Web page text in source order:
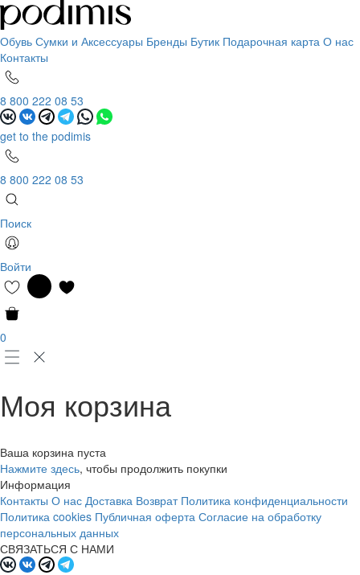
Обувь Сумки и Аксессуары Бренды Бутик Подарочная карта О нас
Контакты
8 800 222 08 53
get to the podimis
8 800 222 08 53
Поиск
Войти
0
Моя корзина
Ваша корзина пуста
Нажмите здесь, чтобы продолжить покупки
Информация
Контакты О нас Доставка Возврат Политика конфиденциальности
Политика cookies Публичная оферта Согласие на обработку
персональных данных
СВЯЗАТЬСЯ С НАМИ